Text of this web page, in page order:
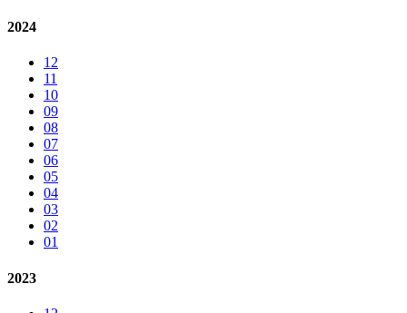
2024
12
11
10
09
08
07
06
05
04
03
02
01
2023